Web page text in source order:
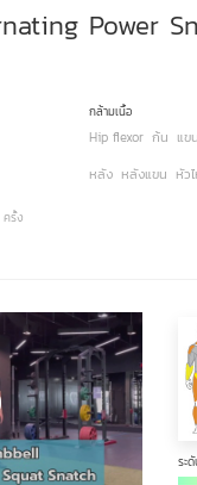
Power
กล้ามเนื้อ
Hip flexor ก้น แข
หลัง หลังแขน หัว
รั้ง
ระ